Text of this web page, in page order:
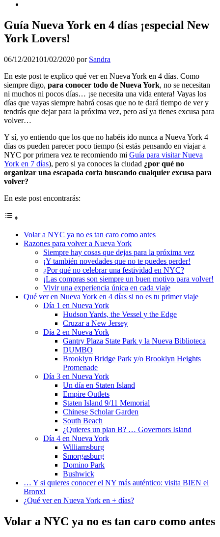
Guía Nueva York en 4 días ¡especial New
York Lovers!
06/12/202101/02/2020 por Sandra
En este post te explico qué ver en Nueva York en 4 días. Como
siempre digo, para conocer todo de Nueva York, no se necesitan
ni muchos ni pocos días… ¡se necesita una vida entera! Vayas los
días que vayas siempre habrá cosas que no te dará tiempo de ver y
tendrás que dejar para la próxima vez, pero así ya tienes excusa para
volver…
Y sí, yo entiendo que los que no habéis ido nunca a Nueva York 4
días os pueden parecer poco tiempo (si estás pensando en viajar a
NYC por primera vez te recomiendo mi Guía para visitar Nueva
York en 7 días), pero si ya conoces la ciudad ¿por qué no
organizar una escapada corta buscando cualquier excusa para
volver?
En este post encontrarás:
Volar a NYC ya no es tan caro como antes
Razones para volver a Nueva York
Siempre hay cosas que dejas para la próxima vez
¡Y también novedades que no te puedes perder!
¿Por qué no celebrar una festividad en NYC?
¡Las compras son siempre un buen motivo para volver!
Vivir una experiencia única en cada viaje
Qué ver en Nueva York en 4 días si no es tu primer viaje
Día 1 en Nueva York
Hudson Yards, the Vessel y the Edge
Cruzar a New Jersey
Día 2 en Nueva York
Gantry Plaza State Park y la Nueva Biblioteca
DUMBO
Brooklyn Bridge Park y/o Brooklyn Heights
Promenade
Día 3 en Nueva York
Un día en Staten Island
Empire Outlets
Staten Island 9/11 Memorial
Chinese Scholar Garden
South Beach
¿Quieres un plan B? … Governors Island
Día 4 en Nueva York
Williamsburg
Smorgasburg
Domino Park
Bushwick
… Y si quieres conocer el NY más auténtico: visita BIEN el
Bronx!
¿Qué ver en Nueva York en + días?
Volar a NYC ya no es tan caro como antes